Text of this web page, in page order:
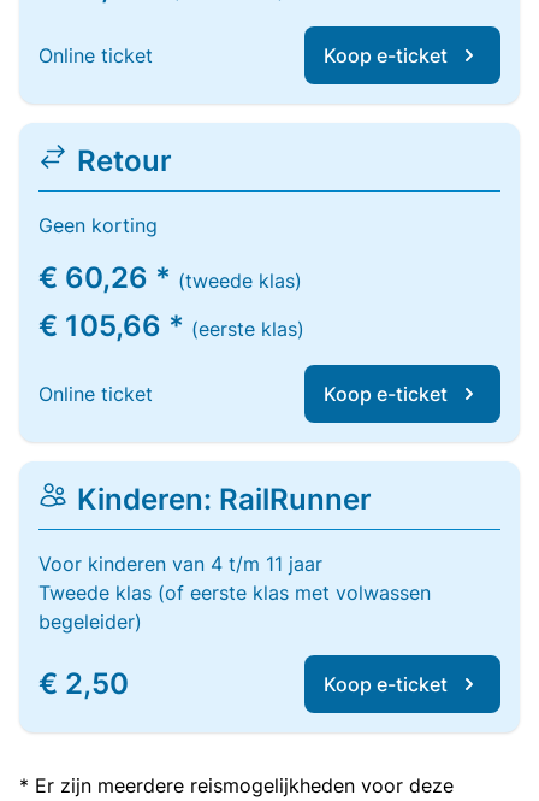
Online ticket Koop e-ticket
Retour
Geen korting
€ 60,26 * (tweede klas)
€ 105,66 * (eerste klas)
Online ticket Koop e-ticket
Kinderen: RailRunner
Voor kinderen van 4 t/m 11 jaar
Tweede klas (of eerste klas met volwassen
begeleider)
€ 2,50 Koop e-ticket
* Er zijn meerdere reismogelijkheden voor deze